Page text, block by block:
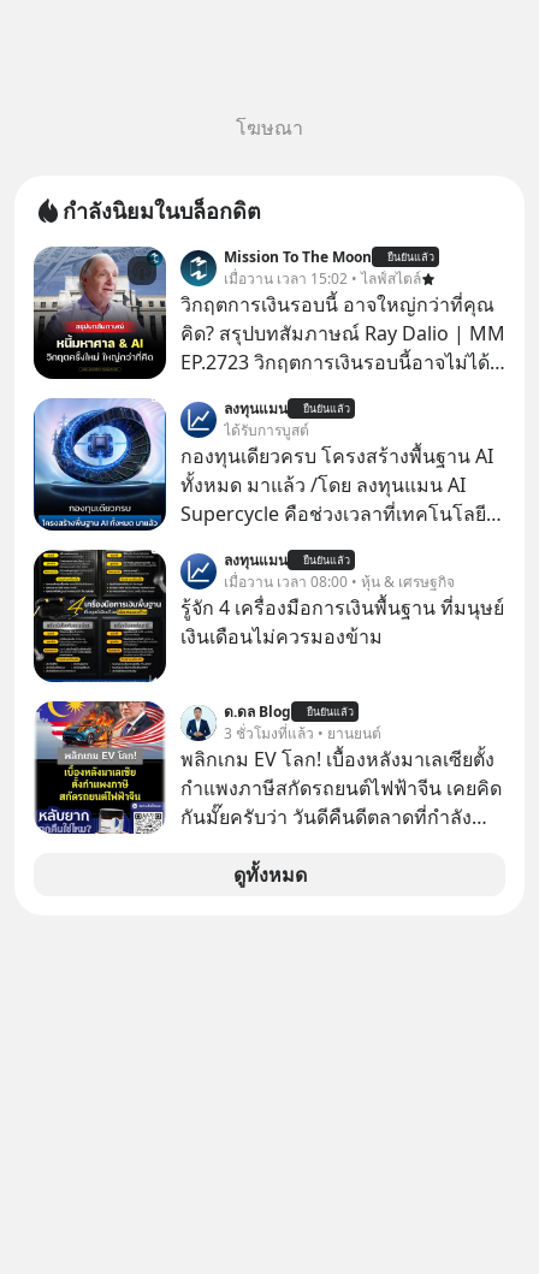
โฆษณา
กำลังนิยมในบล็อกดิต
Mission To The Moon ยืนยันแล้ว
เมื่อวาน เวลา 15:02 • ไลฟ์สไตล์
วิกฤตการเงินรอบนี้ อาจใหญ่กว่าที่คุณ
คิด? สรุปบทสัมภาษณ์ Ray Dalio | MM
EP.2723 วิกฤตการเงินรอบนี้อาจไม่ได้
Dalio ชายผู้เคยทำนายวิกฤตเศรษฐกิจ
มาแล้วหลายต่อหลายครั้ง ออกมาส่ง
สัญญาณเตือนระเบิดเวลาลูกใหม่ที่
กำลังก่อตัวขึ้น จาก "ระเบิดหนี้สิน
AI" ที่ผู้คนกำลังแห่ไล่ราคาอย่างบ้าคลั่ง
บทเรียนจากประวัติศาสตร์ 500 ปี บอก
อะไรเรา? ระเบียบโลกกำลังจะเปลี่ยน
มือไปในทิศทางไหน? และเราควรรับมือ
ร่วมเจาะลึกบทวิเคราะห์และข้อคิดการ
เงินฉบับ Dalio กันได้ใน EP. นี้
#RayDalio #สรุปบทเรียน #การเงินการ
ลงทุน #MissionToTheMoon
#MissionToTheMoonPodcast
ลงทุนแมน ยืนยันแล้ว
ได้รับการบูสต์
กองทุนเดียวครบ โครงสร้างพื้นฐาน AI
ทั้งหมด มาแล้ว /โดย ลงทุนแมน AI
Supercycle คือช่วงเวลาที่เทคโนโลยี
เคลื่อนหลัก ของการเติบโตทาง
เศรษฐกิจ และวิถีชีวิตของผู้คนอย่าง
ยาวนานต่อจากนี้
ลงทุนแมน ยืนยันแล้ว
เมื่อวาน เวลา 08:00 • หุ้น & เศรษฐกิจ
รู้จัก 4 เครื่องมือการเงินพื้นฐาน ที่มนุษย์
เงินเดือนไม่ควรมองข้าม
ด.ดล Blog ยืนยันแล้ว
3 ชั่วโมงที่แล้ว • ยานยนต์
พลิกเกม EV โลก! เบื้องหลังมาเลเซียตั้ง
กำแพงภาษีสกัดรถยนต์ไฟฟ้าจีน เคยคิด
กันมั๊ยครับว่า วันดีคืนดีตลาดที่กำลัง
จนหน้าทิ่มแบบไม่ทันตั้งตัว…
ดูทั้งหมด